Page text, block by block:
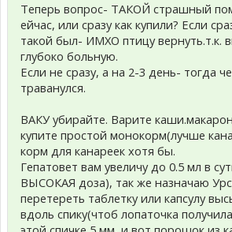
Теперь вопрос- ТАКОЙ страшный
ейчас, или сразу как купили? Если
такой был- ИМХО птицу вернуть.т.к.
глубоко больную.
Если не сразу, а на 2-3 день- тогда
траванулся.
ВАКУ убирайте. Варите
купите простой монокорм(лучше
корм для канареек хотя бы.
Гепатовет вам увеличу до 0.5 мл в
ВЫСОКАЯ доза), так же назначаю
перетереть таблетку или капсулу
вдоль спику(чтоб лопаточка